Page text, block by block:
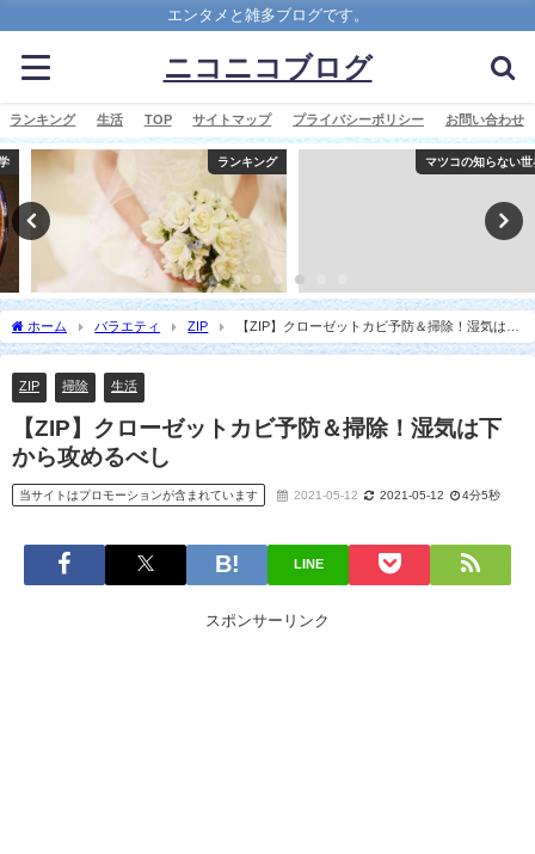
エンタメと雑多ブログです。
ニコニコブログ
ランキング 生活 TOP サイトマップ プライバシーポリシー お問い合わせ
ランキング マツコの知らない世界
ホーム バラエティ ZIP
【ZIP】クローゼットカビ予防＆掃除！湿気は下
から攻めるべし
ZIP 掃除 生活
【ZIP】クローゼットカビ予防＆掃除！湿気は下
から攻めるべし
当サイトはプロモーションが含まれています 2021-05-12 2021-05-12 4分5秒
LINE
スポンサーリンク